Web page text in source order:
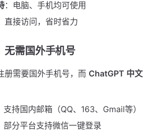
：电脑、手机均可使用
直接访问，省时省力
无需国外手机号
册需要国外手机号，而 ChatGPT 中文
支持国内邮箱（QQ、163、Gmail等）
部分平台支持微信一键登录